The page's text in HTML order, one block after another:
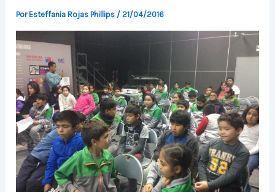
PorEsteffania Rojas Phillips /21/04/2016